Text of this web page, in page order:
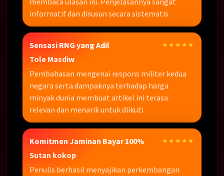
informatif dan disusun secara sistematis.
Sensasi RNG yang Adil ★★★★★
Tole Masdiw
Pembahasan mengenai respons militer kedua
negara serta dampaknya terhadap harga
minyak dunia membuat artikel ini terasa
relevan dan menarik untuk diikuti.
Komitmen Jaminan Bayar 100% ★★★★★
Sutan kokop
Penulis berhasil menyajikan perkembangan